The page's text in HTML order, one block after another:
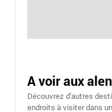
A voir aux
Découvrez d'autres
endroits à visiter dans